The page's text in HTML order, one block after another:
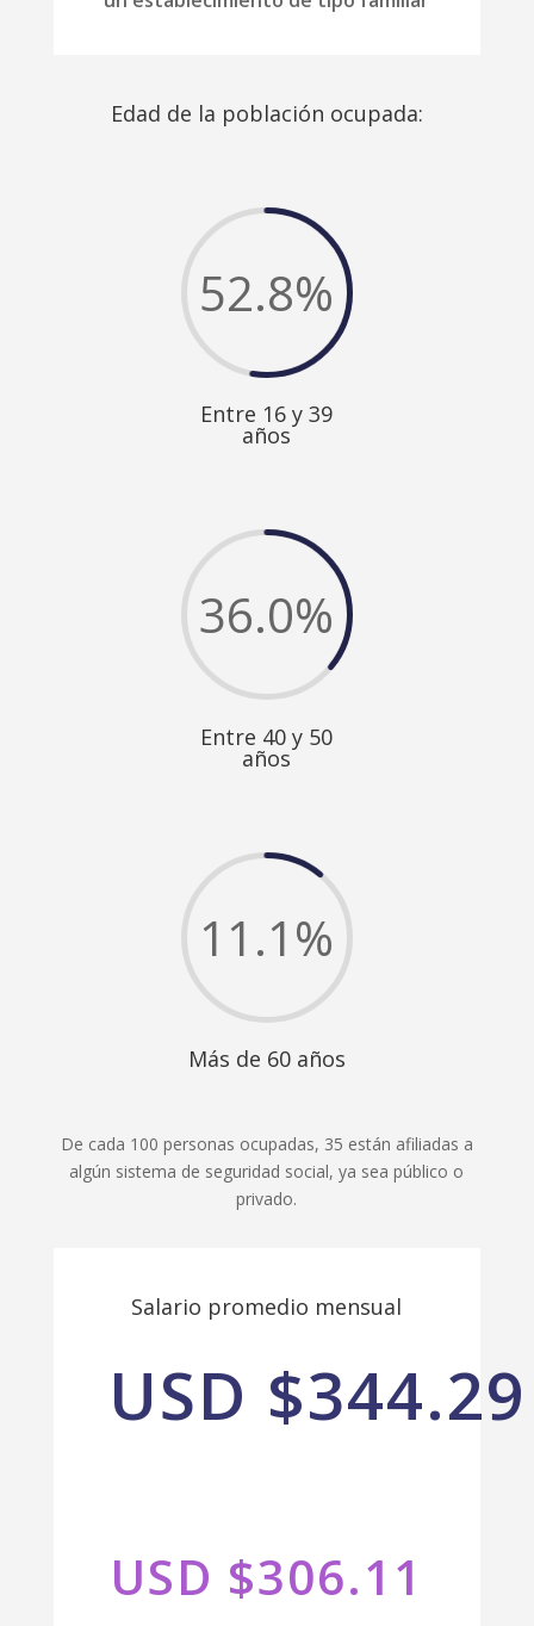
Edad de la población ocupada:
52.8%
Entre 16 y 39
años
36.0%
Entre 40 y 50
años
11.1%
Más de 60 años
De cada 100 personas ocupadas, 35 están afiliadas a
algún sistema de seguridad social, ya sea público o
privado.
Salario promedio mensual
USD $344.29
USD $306.11